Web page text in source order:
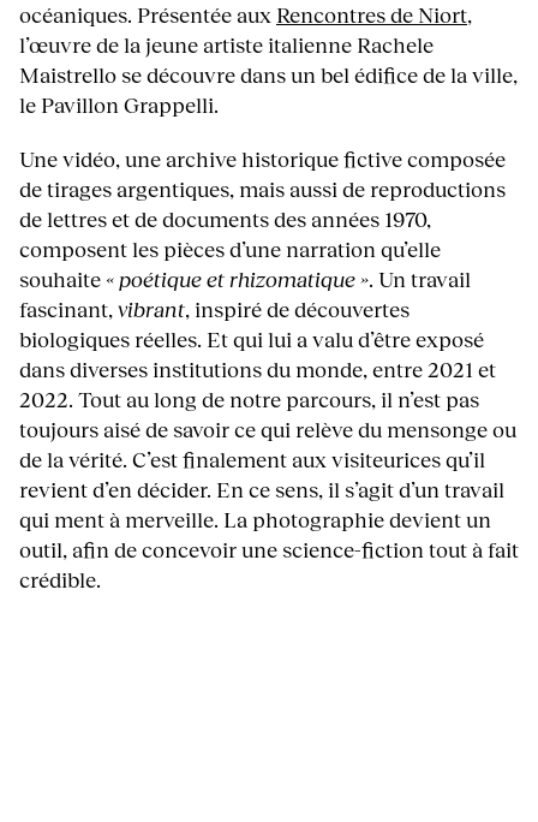
océaniques. Présentée aux Rencontres de Niort,
l’œuvre de la jeune artiste italienne Rachele
Maistrello se découvre dans un bel édifice de la ville,
le Pavillon Grappelli.
Une vidéo, une archive historique fictive composée
de tirages argentiques, mais aussi de reproductions
de lettres et de documents des années 1970,
composent les pièces d’une narration qu’elle
souhaite « poétique et rhizomatique ». Un travail
fascinant,vibrant, inspiré de découvertes
biologiques réelles. Et qui lui a valu d’être exposé
dans diverses institutions du monde, entre 2021 et
2022. Tout au long de notre parcours, il n’est pas
toujours aisé de savoir ce qui relève du mensonge ou
de la vérité. C’est finalement aux visiteurices qu’il
revient d’en décider. En ce sens, il s’agit d’un travail
qui ment à merveille. La photographie devient un
outil, afin de concevoir une science-fiction tout à fait
crédible.